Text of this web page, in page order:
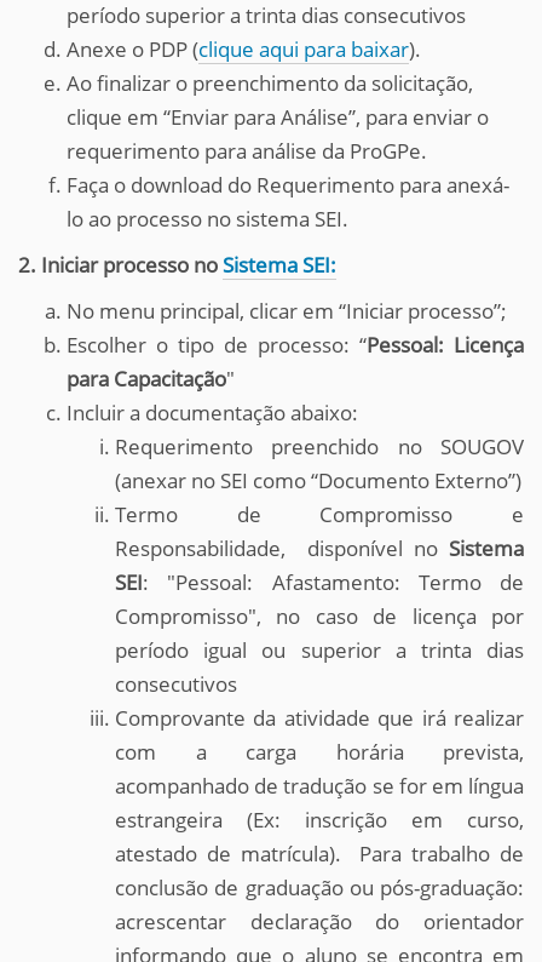
período superior a trinta dias consecutivos
Anexe o PDP (clique aqui para baixar).
Ao finalizar o preenchimento da solicitação,
clique em “Enviar para Análise”, para enviar o
requerimento para análise da ProGPe.
Faça o download do Requerimento para anexá-
lo ao processo no sistema SEI.
2. Iniciar processo noSistema SEI:
No menu principal, clicar em “Iniciar processo”;
Escolher o tipo de processo: “Pessoal: Licença
para Capacitação"
Incluir a documentação abaixo:
Requerimento preenchido no SOUGOV
(anexar no SEI como “Documento Externo”)
Termo de Compromisso e
Responsabilidade, disponível no Sistema
SEI: "Pessoal: Afastamento: Termo de
Compromisso", no caso de licença por
período igual ou superior a trinta dias
consecutivos
Comprovante da atividade que irá realizar
com a carga horária prevista,
acompanhado de tradução se for em língua
estrangeira (Ex: inscrição em curso,
atestado de matrícula). Para trabalho de
conclusão de graduação ou pós-graduação:
acrescentar declaração do orientador
informando que o aluno se encontra em